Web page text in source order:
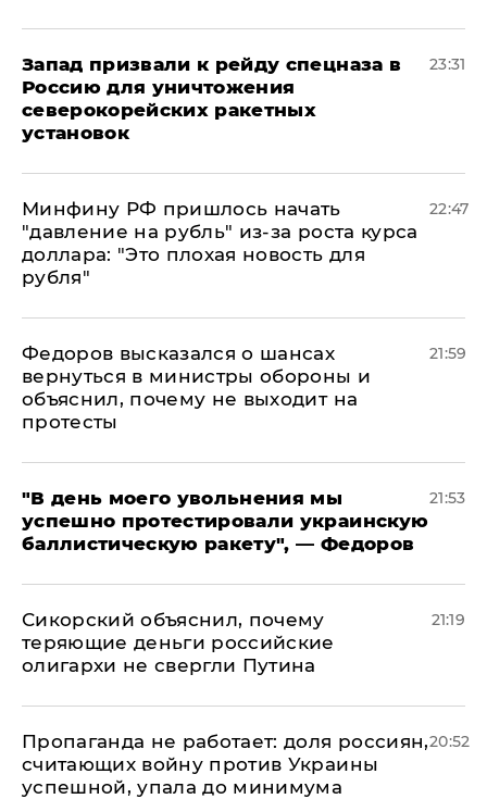
Запад призвали к рейду спецназа в
Россию для уничтожения
северокорейских ракетных
установок
23:31
Минфину РФ пришлось начать
"давление на рубль" из-за роста курса
доллара: "Это плохая новость для
рубля"
22:47
Федоров высказался о шансах
вернуться в министры обороны и
объяснил, почему не выходит на
протесты
21:59
​"В день моего увольнения мы
успешно протестировали украинскую
баллистическую ракету", — Федоров
21:53
Сикорский объяснил, почему
теряющие деньги российские
олигархи не свергли Путина
21:19
​Пропаганда не работает: доля россиян,
считающих войну против Украины
успешной, упала до минимума
20:52